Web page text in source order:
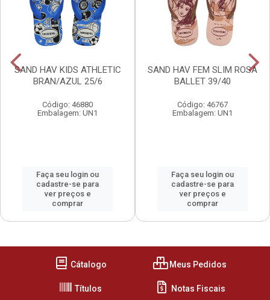
SAND HAV KIDS ATHLETIC
BRAN/AZUL 25/6
Código: 46880
Embalagem: UN1
Faça seu login ou
cadastre-se para
ver preços e
comprar
SAND HAV FEM SLIM ROSA
BALLET 39/40
Código: 46767
Embalagem: UN1
Faça seu login ou
cadastre-se para
ver preços e
comprar
Cátalogo Meus Pedidos
Títulos Notas Fiscais